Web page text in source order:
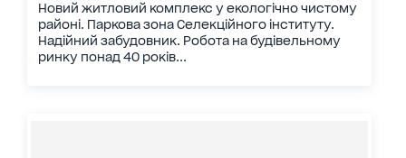
Новий житловий комплекс у екологічно чистому
районі. Паркова зона Селекційного інституту.
Надійний забудовник. Робота на будівельному
ринку понад 40 років...